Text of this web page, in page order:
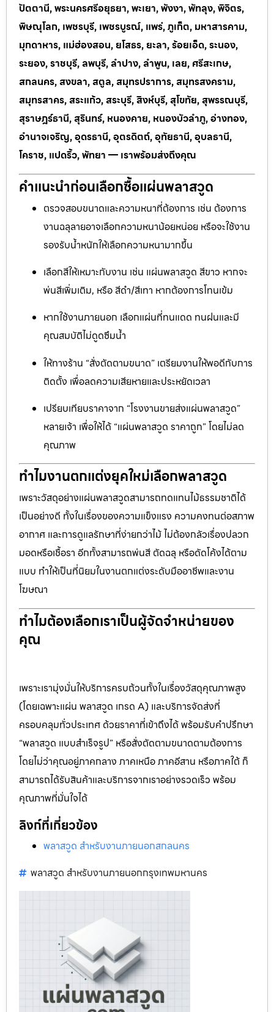
ปัตตานี, พระนครศรีอยุธยา, พะเยา, พังงา, พัทลุง, พิจิตร,
พิษณุโลก, เพชรบุรี, เพชรบูรณ์, แพร่, ภูเก็ต, มหาสารคาม,
มุกดาหาร, แม่ฮ่องสอน, ยโสธร, ยะลา, ร้อยเอ็ด, ระนอง,
ระยอง, ราชบุรี, ลพบุรี, ลำปาง, ลำพูน, เลย, ศรีสะเกษ,
สกลนคร, สงขลา, สตูล, สมุทรปราการ, สมุทรสงคราม,
สมุทรสาคร, สระแก้ว, สระบุรี, สิงห์บุรี, สุโขทัย, สุพรรณบุรี,
สุราษฎร์ธานี, สุรินทร์, หนองคาย, หนองบัวลำภู, อ่างทอง,
อำนาจเจริญ, อุดรธานี, อุตรดิตถ์, อุทัยธานี, อุบลธานี,
โคราช, แปดริ้ว, พัทยา — เราพร้อมส่งถึงคุณ
คำแนะนำก่อนเลือกซื้อแผ่นพลาสวูด
ตรวจสอบขนาดและความหนาที่ต้องการ เช่น ต้องการ
งานฉลุลายอาจเลือกความหนาน้อยหน่อย หรือจะใช้งาน
รองรับน้ำหนักให้เลือกความหนามากขึ้น
เลือกสีให้เหมาะกับงาน เช่น แผ่นพลาสวูด สีขาว หากจะ
พ่นสีเพิ่มเติม, หรือ สีดำ/สีเทา หากต้องการโทนเข้ม
หากใช้งานภายนอก เลือกแผ่นที่ทนแดด ทนฝนและมี
คุณสมบัติไม่ดูดซึมน้ำ
ให้ทางร้าน “สั่งตัดตามขนาด” เตรียมงานให้พอดีกับการ
ติดตั้ง เพื่อลดความเสียหายและประหยัดเวลา
เปรียบเทียบราคาจาก “โรงงานขายส่งแผ่นพลาสวูด”
หลายเจ้า เพื่อให้ได้ “แผ่นพลาสวูด ราคาถูก” โดยไม่ลด
คุณภาพ
ทำไมงานตกแต่งยุคใหม่เลือกพลาสวูด
เพราะวัสดุอย่างแผ่นพลาสวูดสามารถทดแทนไม้ธรรมชาติได้
เป็นอย่างดี ทั้งในเรื่องของความแข็งแรง ความคงทนต่อสภาพ
อากาศ และการดูแลรักษาที่ง่ายกว่าไม้ ไม่ต้องกลัวเรื่องปลวก
มอดหรือเชื้อรา อีกทั้งสามารถพ่นสี ตัดฉลุ หรือดัดโค้งได้ตาม
แบบ ทำให้เป็นที่นิยมในงานตกแต่งระดับมืออาชีพและงาน
โฆษณา
ทำไมต้องเลือกเราเป็นผู้จัดจำหน่ายของ
คุณ
เพราะเรามุ่งมั่นให้บริการครบถ้วนทั้งในเรื่องวัสดุคุณภาพสูง
(โดยเฉพาะแผ่น พลาสวูด เกรด A) และบริการจัดส่งที่
ครอบคลุมทั่วประเทศ ด้วยราคาที่เข้าถึงได้ พร้อมรับคำปรึกษา
“พลาสวูด แบบสำเร็จรูป” หรือสั่งตัดตามขนาดตามต้องการ
โดยไม่ว่าคุณอยู่ภาคกลาง ภาคเหนือ ภาคอีสาน หรือภาคใต้ ก็
สามารถได้รับสินค้าและบริการจากเราอย่างรวดเร็ว พร้อม
คุณภาพที่มั่นใจได้
ลิงก์ที่เกี่ยวข้อง
พลาสวูด สำหรับงานภายนอกสกลนคร
พลาสวูด สำหรับงานภายนอกกรุงเทพมหานคร